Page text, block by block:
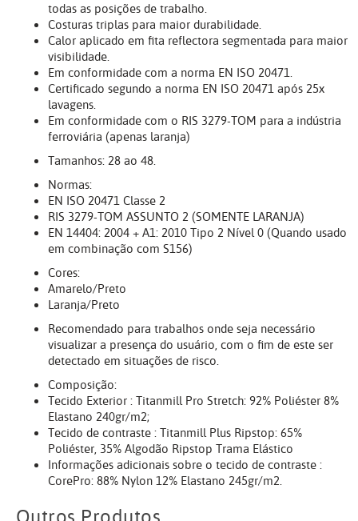
todas as posições de trabalho.
Costuras triplas para maior durabilidade.
Calor aplicado em fita reflectora segmentada para maior
visibilidade.
Em conformidade com a norma EN ISO 20471.
Certificado segundo a norma EN ISO 20471 após 25x
lavagens.
Em conformidade com o RIS 3279-TOM para a indústria
ferroviária (apenas laranja)
Tamanhos: 28 ao 48.
Normas:
EN ISO 20471 Classe 2
RIS 3279-TOM ASSUNTO 2 (SOMENTE LARANJA)
EN 14404: 2004 + A1: 2010 Tipo 2 Nível 0 (Quando usado
em combinação com S156)
Cores:
Amarelo/Preto
Laranja/Preto
Recomendado para trabalhos onde seja necessário
visualizar a presença do usuário, com o fim de este ser
detectado em situações de risco.
Composição:
Tecido Exterior : Titanmill Pro Stretch: 92% Poliéster 8%
Elastano 240gr/m2;
Tecido de contraste : Titanmill Plus Ripstop: 65%
Poliéster, 35% Algodão Ripstop Trama Elástico
Informações adicionais sobre o tecido de contraste :
CorePro: 88% Nylon 12% Elastano 245gr/m2.